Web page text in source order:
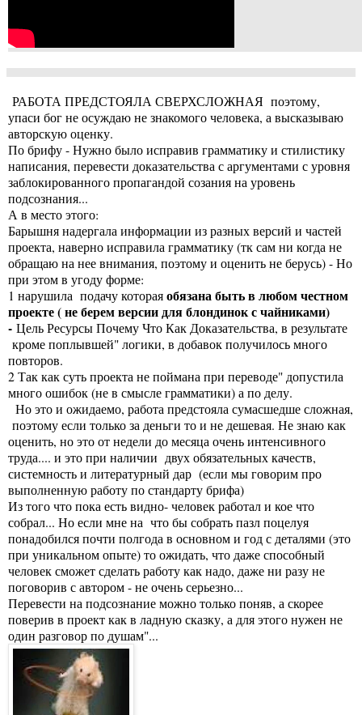
РАБОТА ПРЕДСТОЯЛА СВЕРХСЛОЖНАЯ поэтому,
упаси бог не осуждаю не знакомого человека, а высказываю
авторскую оценку.
По брифу - Нужно было исправив грамматику и стилистику
написания, перевести доказательства с аргументами с уровня
заблокированного пропагандой созания на уровень
подсознания...
А в место этого:
Барышня надергала информации из разных версий и частей
проекта, наверно исправила грамматику (тк сам ни когда не
обращаю на нее внимания, поэтому и оценить не берусь) - Но
при этом в угоду форме:
1 нарушила подачу котораяобязана быть в любом честном
проекте ( не берем версии для блондинок с чайниками)
- Цель Ресурсы Почему Что Как Доказательства, в результате
кроме поплывшей" логики, в добавок получилось много
повторов.
2 Так как суть проекта не поймана при переводе" допустила
много ошибок (не в смысле грамматики) а по делу.
Но это и ожидаемо, работа предстояла сумасшедше сложная,
поэтому если только за деньги то и не дешевая. Не знаю как
оценить, но это от недели до месяца очень интенсивного
труда.... и это при наличии двух обязательных качеств,
системность и литературный дар (если мы говорим про
выполненную работу по стандарту брифа)
Из того что пока есть видно- человек работал и кое что
собрал... Но если мне на что бы собрать пазл поцелуя
понадобился почти полгода в основном и год с деталями (это
при уникальном опыте) то ожидать, что даже способный
человек сможет сделать работу как надо, даже ни разу не
поговорив с автором - не очень серьезно...
Перевести на подсознание можно только поняв, а скорее
поверив в проект как в ладную сказку, а для этого нужен не
один разговор по душам"...